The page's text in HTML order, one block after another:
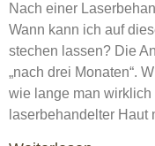
Nach einer
Wann kann ich auf
stechen lassen? Die
„nach drei Monaten“.
wie lange man
laserbehandelter Haut